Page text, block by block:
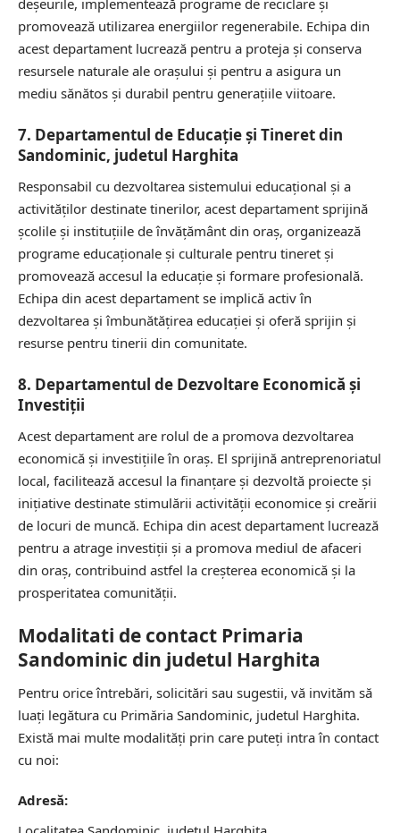
promovează utilizarea energiilor regenerabile. Echipa din
acest departament lucrează pentru a proteja și conserva
resursele naturale ale orașului și pentru a asigura un
mediu sănătos și durabil pentru generațiile viitoare.
7. Departamentul de Educație și Tineret din
Sandominic, judetul Harghita
Responsabil cu dezvoltarea sistemului educațional și a
activităților destinate tinerilor, acest departament sprijină
școlile și instituțiile de învățământ din oraș, organizează
programe educaționale și culturale pentru tineret și
promovează accesul la educație și formare profesională.
Echipa din acest departament se implică activ în
dezvoltarea și îmbunătățirea educației și oferă sprijin și
resurse pentru tinerii din comunitate.
8. Departamentul de Dezvoltare Economică și
Investiții
Acest departament are rolul de a promova dezvoltarea
economică și investițiile în oraș. El sprijină antreprenoriatul
local, facilitează accesul la finanțare și dezvoltă proiecte și
inițiative destinate stimulării activității economice și creării
de locuri de muncă. Echipa din acest departament lucrează
pentru a atrage investiții și a promova mediul de afaceri
din oraș, contribuind astfel la creșterea economică și la
prosperitatea comunității.
Modalitati de contact Primaria
Sandominic din judetul Harghita
Pentru orice întrebări, solicitări sau sugestii, vă invităm să
luați legătura cu Primăria Sandominic, judetul Harghita.
Există mai multe modalități prin care puteți intra în contact
cu noi:
Adresă: